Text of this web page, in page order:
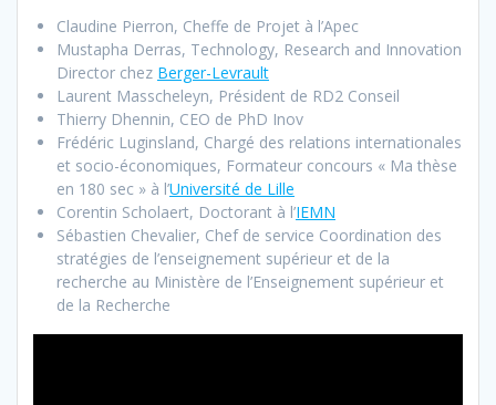
Claudine Pierron, Cheffe de Projet à l’Apec
Mustapha Derras, Technology, Research and Innovation
Director chez Berger-Levrault
Laurent Masscheleyn, Président de RD2 Conseil
Thierry Dhennin, CEO de PhD Inov
Frédéric Luginsland, Chargé des relations internationales
et socio-économiques, Formateur concours « Ma thèse
en 180 sec » à l’Université de Lille
Corentin Scholaert, Doctorant à l’IEMN
Sébastien Chevalier, Chef de service Coordination des
stratégies de l’enseignement supérieur et de la
recherche au Ministère de l’Enseignement supérieur et
de la Recherche